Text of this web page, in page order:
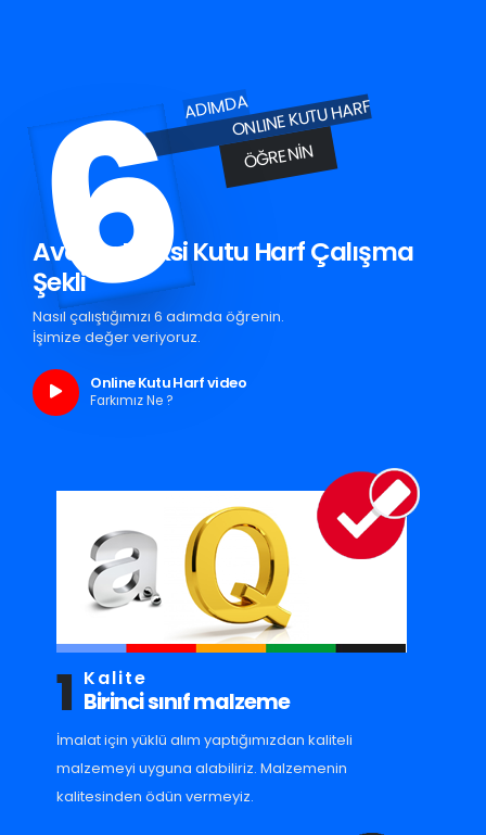
6ADIMDAONLINE KUTU HARF
ÖĞRENIN
Avcılar Pleksi Kutu Harf Çalışma
Şekli
Nasıl çalıştığımızı 6 adımda öğrenin.
İşimize değer veriyoruz.
Online Kutu Harf video
Farkımız Ne ?
1 Kalite
Birinci sınıf malzeme
İmalat için yüklü alım yaptığımızdan kaliteli
malzemeyi uyguna alabiliriz. Malzemenin
kalitesinden ödün vermeyiz.